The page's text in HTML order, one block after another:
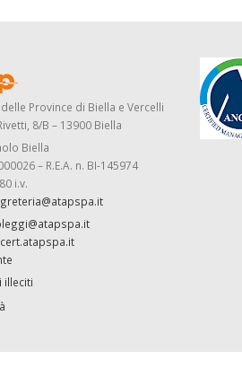
Province di Biella e Vercelli
8/B – 13900 Biella
Biella
– R.E.A. n. BI-145974
i.v.
illeciti